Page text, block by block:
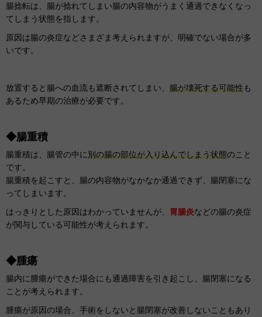
腸捻転は、腸が捻れてしまい腸の内容物がうまく通過できなくなっ
てしまう状態を指します。
原因は腸の炎症などさまざま考えられますが、明確でない場合が多
いです。
放置すると腸への血流も遮断されてしまい、 腸が壊死する可能性も
あるため早期の治療が必要です。
◆腸重積
腸重積は、腸管の中に別の腸の部位が入り込んでしまう状態のこと
です。
腸重積を起こすと、腸の内容物がなかなか通過できず、腸閉塞にな
ってしまいます。
はっきりとした原因はわかっていませんが、
胃腸炎などの腸の炎症
が関与している可能性が考えられます。
◆腫瘍
腸内に腫瘍ができた場合にも通過障害を引き起こし、腸閉塞になる
ことが考えられます。
腫瘍が原因の場合、手術をしないと腸閉塞が改善しないこともあり